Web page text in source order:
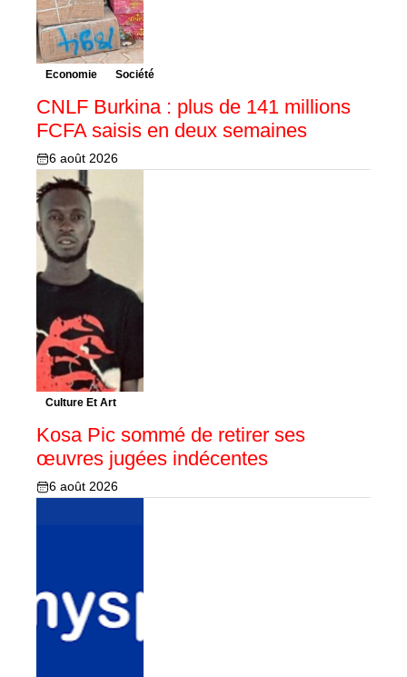
Economie Société
CNLF Burkina : plus de 141 millions
FCFA saisis en deux semaines
6 août 2026
Culture Et Art
Kosa Pic sommé de retirer ses
œuvres jugées indécentes
6 août 2026